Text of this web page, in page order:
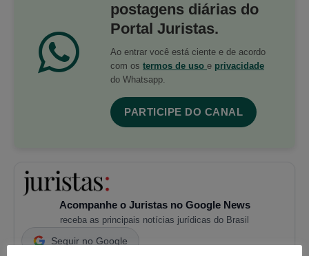
postagens diárias do
Portal Juristas.
Ao entrar você está ciente e de acordo
com os termos de uso e privacidade
do Whatsapp.
PARTICIPE DO CANAL
Acompanhe o Juristas no Google News
receba as principais notícias jurídicas do Brasil
Seguir no Google